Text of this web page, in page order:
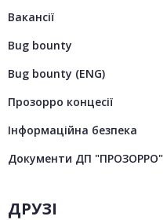
Вакансії
Bug bounty
Bug bounty (ENG)
Прозорро концесії
Інформаційна безпека
Документи ДП "ПРОЗОРРО"
ДРУЗІ